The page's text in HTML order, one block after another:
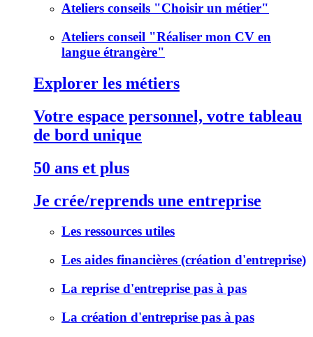
Ateliers conseils "Choisir un métier"
Ateliers conseil "Réaliser mon CV en
langue étrangère"
Explorer les métiers
Votre espace personnel, votre tableau
de bord unique
50 ans et plus
Je crée/reprends une entreprise
Les ressources utiles
Les aides financières (création d'entreprise)
La reprise d'entreprise pas à pas
La création d'entreprise pas à pas